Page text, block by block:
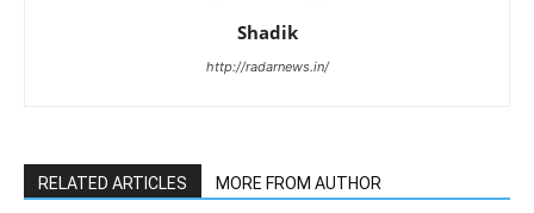
Shadik
http://radarnews.in/
RELATED ARTICLES MORE FROM AUTHOR